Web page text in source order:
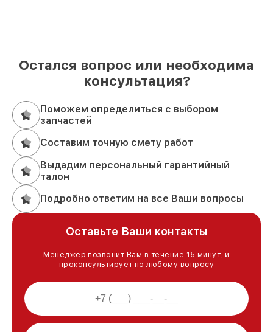
Остался вопрос или необходима
консультация?
Поможем определиться с выбором
запчастей
Составим точную смету работ
Выдадим персональный гарантийный
талон
Подробно ответим на все Ваши вопросы
Оставьте Ваши контакты
Менеджер позвонит Вам в течение 15 минут, и
проконсультирует по любому вопросу